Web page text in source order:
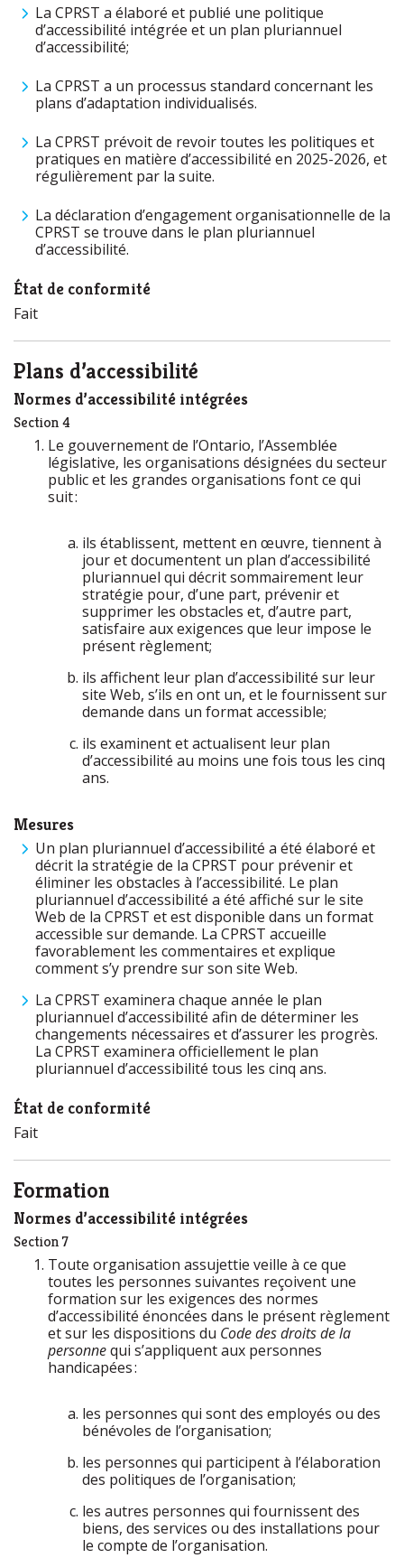
La CPRST a élaboré et publié une politique
d’accessibilité intégrée et un plan pluriannuel
d’accessibilité;
La CPRST a un processus standard concernant les
plans d’adaptation individualisés.
La CPRST prévoit de revoir toutes les politiques et
pratiques en matière d’accessibilité en 2025-2026, et
régulièrement par la suite.
La déclaration d’engagement organisationnelle de la
CPRST se trouve dans le plan pluriannuel
d’accessibilité.
État de conformité
Fait
Plans d’accessibilité
Normes d’accessibilité intégrées
Section 4
Le gouvernement de l’Ontario, l’Assemblée
législative, les organisations désignées du secteur
public et les grandes organisations font ce qui
suit :
ils établissent, mettent en œuvre, tiennent à
jour et documentent un plan d’accessibilité
pluriannuel qui décrit sommairement leur
stratégie pour, d’une part, prévenir et
supprimer les obstacles et, d’autre part,
satisfaire aux exigences que leur impose le
présent règlement;
ils affichent leur plan d’accessibilité sur leur
site Web, s’ils en ont un, et le fournissent sur
demande dans un format accessible;
ils examinent et actualisent leur plan
d’accessibilité au moins une fois tous les cinq
ans.
Mesures
Un plan pluriannuel d’accessibilité a été élaboré et
décrit la stratégie de la CPRST pour prévenir et
éliminer les obstacles à l’accessibilité. Le plan
pluriannuel d’accessibilité a été affiché sur le site
Web de la CPRST et est disponible dans un format
accessible sur demande. La CPRST accueille
favorablement les commentaires et explique
comment s’y prendre sur son site Web.
La CPRST examinera chaque année le plan
pluriannuel d’accessibilité afin de déterminer les
changements nécessaires et d’assurer les progrès.
La CPRST examinera officiellement le plan
pluriannuel d’accessibilité tous les cinq ans.
État de conformité
Fait
Formation
Normes d’accessibilité intégrées
Section 7
Toute organisation assujettie veille à ce que
toutes les personnes suivantes reçoivent une
formation sur les exigences des normes
d’accessibilité énoncées dans le présent règlement
et sur les dispositions du Code des droits de la
personnequi s’appliquent aux personnes
handicapées :
les personnes qui sont des employés ou des
bénévoles de l’organisation;
les personnes qui participent à l’élaboration
des politiques de l’organisation;
les autres personnes qui fournissent des
biens, des services ou des installations pour
le compte de l’organisation.